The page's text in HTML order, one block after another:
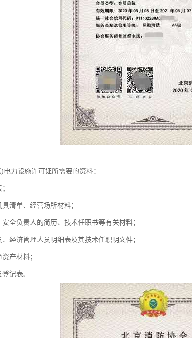
电力设施许可证所需要的资料：
清单、经营场所材料；
全负责人的简历、技术任职书等有关材料；
经济管理人员明细表及其技术任职明文件；
产材料；
记表。